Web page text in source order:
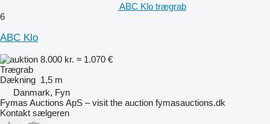
ABC Klo trægrab
6
ABC Klo
8.000 kr. ≈ 1.070 €
Trægrab
Dækning 1,5 m
Danmark, Fyn
Fymas Auctions ApS – visit the auction fymasauctions.dk
Kontakt sælgeren